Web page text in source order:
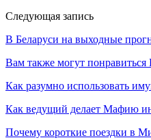
Следующая запись
В Беларуси на выходные
Вам также могут понравиться
Как разумно использовать
Как ведущий делает Мафию
Почему короткие поездки в